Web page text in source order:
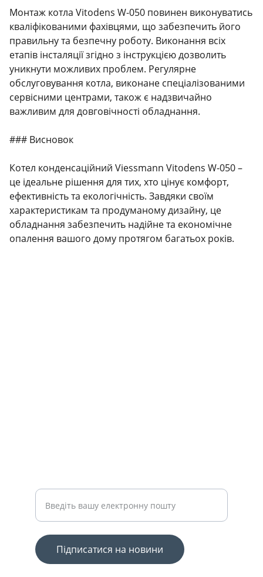
Монтаж котла Vitodens W-050 повинен виконуватись
кваліфікованими фахівцями, що забезпечить його
правильну та безпечну роботу. Виконання всіх
етапів інсталяції згідно з інструкцією дозволить
уникнути можливих проблем. Регулярне
обслуговування котла, виконане спеціалізованими
сервісними центрами, також є надзвичайно
важливим для довговічності обладнання.
### Висновок
Котел конденсаційний Viessmann Vitodens W-050 –
це ідеальне рішення для тих, хто цінує комфорт,
ефективність та екологічність. Завдяки своїм
характеристикам та продуманому дизайну, це
обладнання забезпечить надійне та економічне
опалення вашого дому протягом багатьох років.
Підписатися на новини